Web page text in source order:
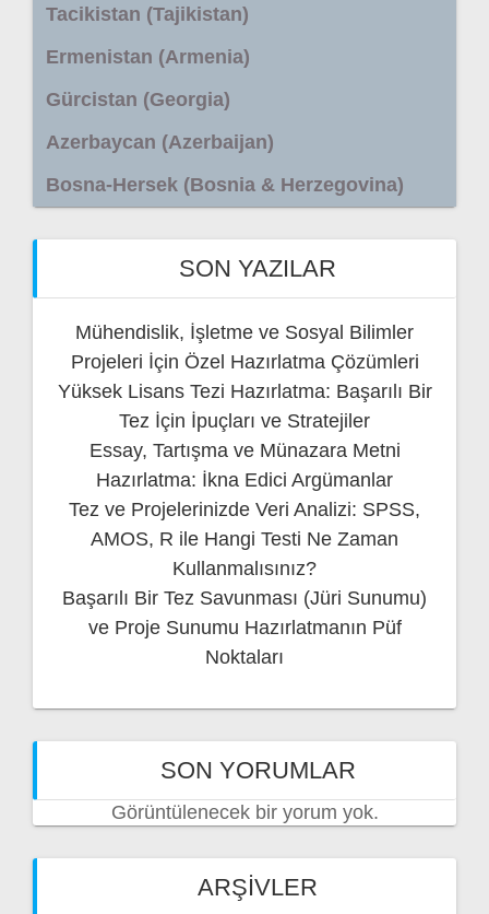
Tacikistan (Tajikistan)
Ermenistan (Armenia)
Gürcistan (Georgia)
Azerbaycan (Azerbaijan)
Bosna-Hersek (Bosnia & Herzegovina)
SON YAZILAR
Mühendislik, İşletme ve Sosyal Bilimler
Projeleri İçin Özel Hazırlatma Çözümleri
Yüksek Lisans Tezi Hazırlatma: Başarılı Bir
Tez İçin İpuçları ve Stratejiler
Essay, Tartışma ve Münazara Metni
Hazırlatma: İkna Edici Argümanlar
Tez ve Projelerinizde Veri Analizi: SPSS,
AMOS, R ile Hangi Testi Ne Zaman
Kullanmalısınız?
Başarılı Bir Tez Savunması (Jüri Sunumu)
ve Proje Sunumu Hazırlatmanın Püf
Noktaları
SON YORUMLAR
Görüntülenecek bir yorum yok.
ARŞIVLER